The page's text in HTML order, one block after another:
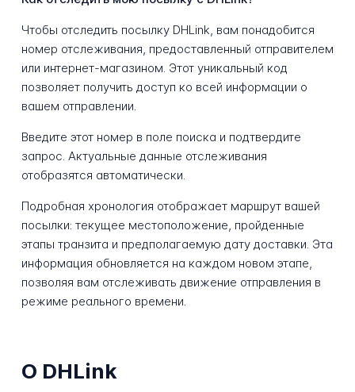
Чтобы отследить посылку DHLink, вам понадобится
номер отслеживания, предоставленный отправителем
или интернет-магазином. Этот уникальный код
позволяет получить доступ ко всей информации о
вашем отправлении.
Введите этот номер в поле поиска и подтвердите
запрос. Актуальные данные отслеживания
отобразятся автоматически.
Подробная хронология отображает маршрут вашей
посылки: текущее местоположение, пройденные
этапы транзита и предполагаемую дату доставки. Эта
информация обновляется на каждом новом этапе,
позволяя вам отслеживать движение отправления в
режиме реального времени.
О DHLink